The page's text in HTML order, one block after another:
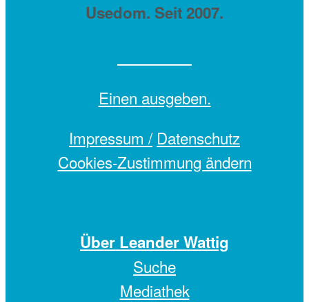
Usedom. Seit 2007.
Einen ausgeben.
Impressum / Datenschutz
Cookies-Zustimmung ändern
Über Leander Wattig
Suche
Mediathek